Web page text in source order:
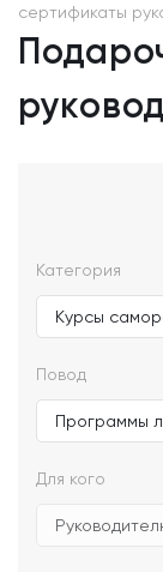
сертификаты
Категория
Повод
Для кого